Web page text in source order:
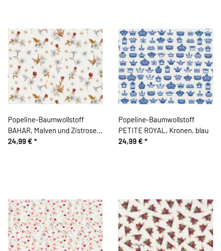
Popeline-Baumwollstoff
BAHAR, Malven und Zistrosen,
rot-weiß
24,99 € *
Popeline-Baumwollstoff
PETITE ROYAL, Kronen, blau
24,99 € *